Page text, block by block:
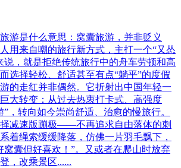
游是什么意思：窝囊旅游，并非贬义
用来自嘲的旅行新方式，主打一个“又怂
说，就是拒绝传统旅行中的舟车劳顿和高
选择轻松、舒适甚至有点“躺平”的度假
的走红并非偶然。它折射出中国年轻一
大转变：从过去热衷打卡式、高强度
”，转向如今崇尚舒适、治愈的慢旅行。
减速版蹦极——不再追求自由落体的刺
着绳索缓缓降落，仿佛一片羽毛飘下，
窝囊但好喜欢！”。又或者在爬山时放弃
，改乘景区......